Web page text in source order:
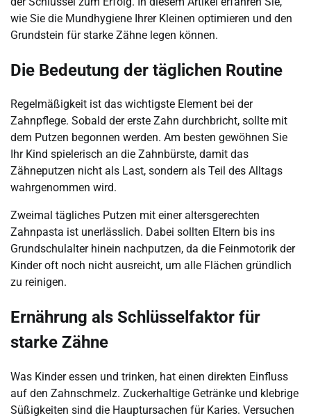
wie Sie die Mundhygiene Ihrer Kleinen optimieren und den
Grundstein für starke Zähne legen können.
Die Bedeutung der täglichen Routine
Regelmäßigkeit ist das wichtigste Element bei der
Zahnpflege. Sobald der erste Zahn durchbricht, sollte mit
dem Putzen begonnen werden. Am besten gewöhnen Sie
Ihr Kind spielerisch an die Zahnbürste, damit das
Zähneputzen nicht als Last, sondern als Teil des Alltags
wahrgenommen wird.
Zweimal tägliches Putzen mit einer altersgerechten
Zahnpasta ist unerlässlich. Dabei sollten Eltern bis ins
Grundschulalter hinein nachputzen, da die Feinmotorik der
Kinder oft noch nicht ausreicht, um alle Flächen gründlich
zu reinigen.
Ernährung als Schlüsselfaktor für
starke Zähne
Was Kinder essen und trinken, hat einen direkten Einfluss
auf den Zahnschmelz. Zuckerhaltige Getränke und klebrige
Süßigkeiten sind die Hauptursachen für Karies. Versuchen